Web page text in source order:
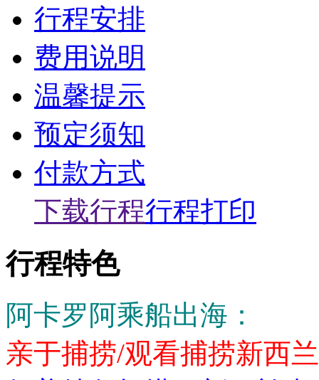
行程安排
费用说明
温馨提示
预定须知
付款方式
下载行程行程打印
行程特色
阿卡罗阿乘船出海：
亲于捕捞/观看捕捞新西